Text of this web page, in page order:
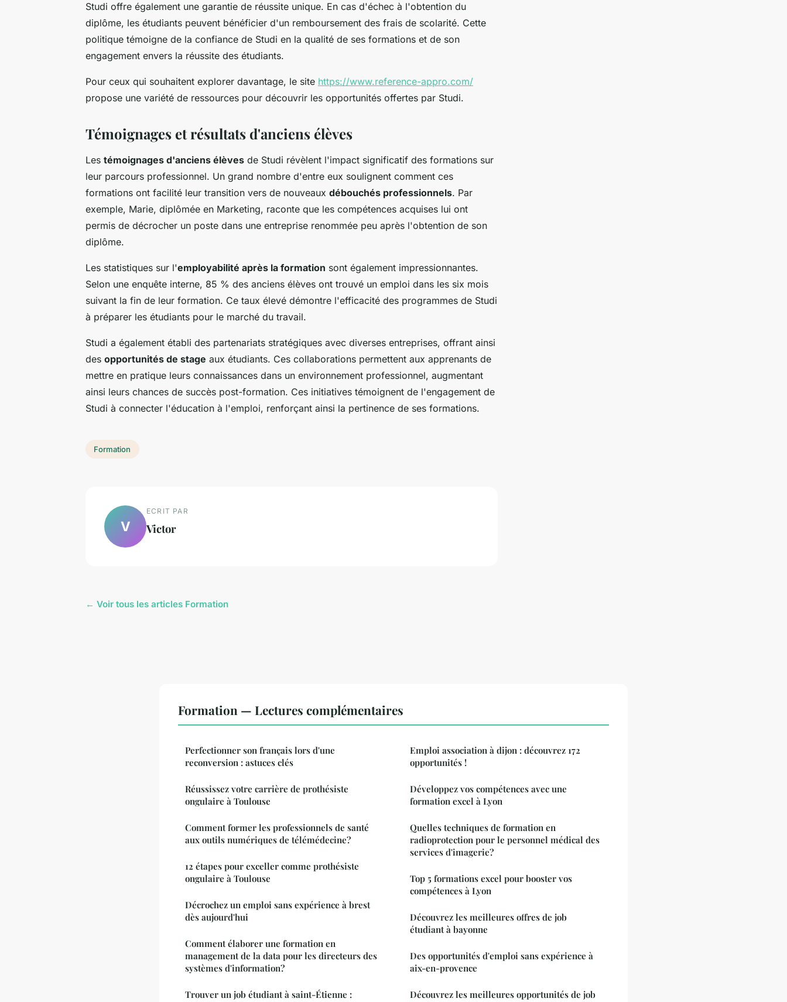
Studi offre également une garantie de réussite unique. En cas d'échec à l'obtention du
diplôme, les étudiants peuvent bénéficier d'un remboursement des frais de scolarité. Cette
politique témoigne de la confiance de Studi en la qualité de ses formations et de son
engagement envers la réussite des étudiants.
Pour ceux qui souhaitent explorer davantage, le site https://www.reference-appro.com/
propose une variété de ressources pour découvrir les opportunités offertes par Studi.
Témoignages et résultats d'anciens élèves
Les témoignages d'anciens élèves de Studi révèlent l'impact significatif des formations sur
leur parcours professionnel. Un grand nombre d'entre eux soulignent comment ces
formations ont facilité leur transition vers de nouveaux débouchés professionnels. Par
exemple, Marie, diplômée en Marketing, raconte que les compétences acquises lui ont
permis de décrocher un poste dans une entreprise renommée peu après l'obtention de son
diplôme.
Les statistiques sur l'employabilité après la formation sont également impressionnantes.
Selon une enquête interne, 85 % des anciens élèves ont trouvé un emploi dans les six mois
suivant la fin de leur formation. Ce taux élevé démontre l'efficacité des programmes de Studi
à préparer les étudiants pour le marché du travail.
Studi a également établi des partenariats stratégiques avec diverses entreprises, offrant ainsi
des opportunités de stage aux étudiants. Ces collaborations permettent aux apprenants de
mettre en pratique leurs connaissances dans un environnement professionnel, augmentant
ainsi leurs chances de succès post-formation. Ces initiatives témoignent de l'engagement de
Studi à connecter l'éducation à l'emploi, renforçant ainsi la pertinence de ses formations.
Formation
V
ECRIT PAR
Victor
← Voir tous les articles Formation
Formation — Lectures complémentaires
Perfectionner son français lors d'une
reconversion : astuces clés
Réussissez votre carrière de prothésiste
ongulaire à Toulouse
Comment former les professionnels de santé
aux outils numériques de télémédecine?
12 étapes pour exceller comme prothésiste
ongulaire à Toulouse
Décrochez un emploi sans expérience à brest
dès aujourd'hui
Comment élaborer une formation en
management de la data pour les directeurs des
systèmes d'information?
Trouver un job étudiant à saint-Étienne :
Emploi association à dijon : découvrez 172
opportunités !
Développez vos compétences avec une
formation excel à Lyon
Quelles techniques de formation en
radioprotection pour le personnel médical des
services d'imagerie?
Top 5 formations excel pour booster vos
compétences à Lyon
Découvrez les meilleures offres de job
étudiant à bayonne
Des opportunités d'emploi sans expérience à
aix-en-provence
Découvrez les meilleures opportunités de job